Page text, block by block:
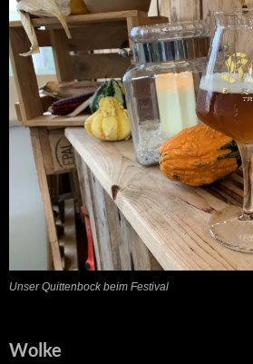
Unser Quittenbock beim Festival
Wolke